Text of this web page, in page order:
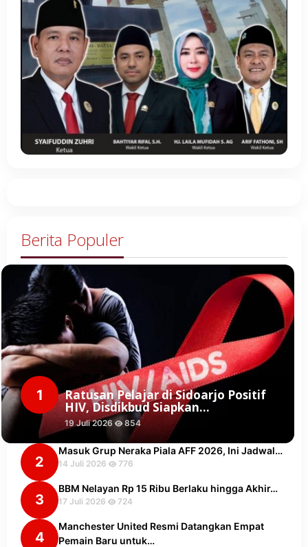
Berita Populer
1 Ratusan Pelajar di Sidoarjo Positif
HIV, Disdikbud Siapkan…
19 Juli 2026 854
2
Masuk Grup Neraka Piala AFF 2026, Ini Jadwal…
14 Juli 2026 776
3
BBM Nelayan Rp 15 Ribu Berlaku hingga Akhir…
17 Juli 2026 724
4
Manchester United Resmi Datangkan Empat
Pemain Baru untuk…